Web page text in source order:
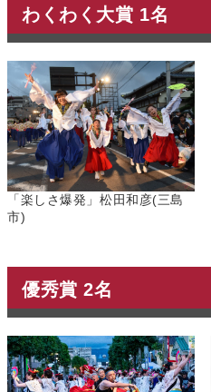
わくわく大賞 1名
「楽しさ爆発」松田和彦(三島
市)
優秀賞 2名